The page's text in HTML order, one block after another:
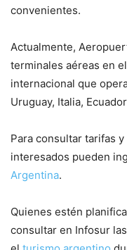
convenientes.
Actualmente,
terminales aéreas en
internacional que
Uruguay, Italia,
Para consultar tarifas
interesados pueden
Argentina.
Quienes estén
consultar en Infosur